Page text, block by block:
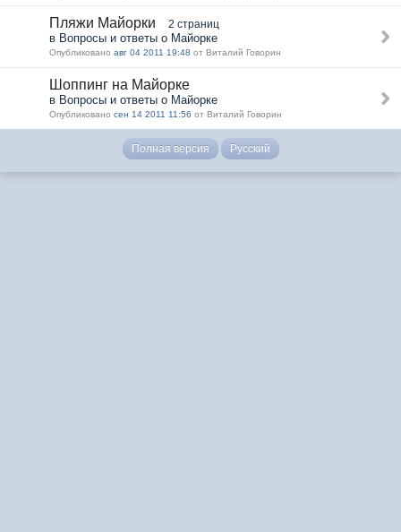
Пляжи Майорки 2 страниц
в Вопросы и ответы о Майорке
Опубликовано авг 04 2011 19:48 от Виталий Говорин
Шоппинг на Майорке
в Вопросы и ответы о Майорке
Опубликовано сен 14 2011 11:56 от Виталий Говорин
Полная версия Русский